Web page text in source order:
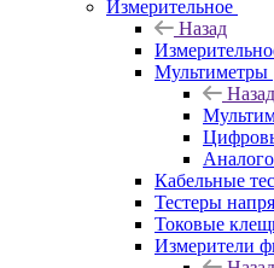
Измерительное
Назад
Мультиметры
Назад
Кабельные
Тестеры
Токовые
Измерители